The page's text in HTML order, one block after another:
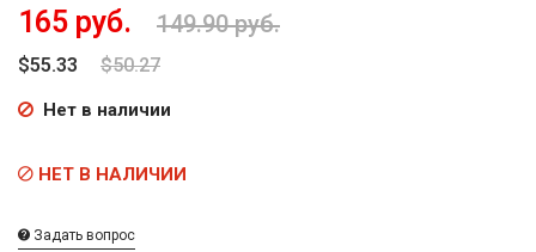
165 руб. 149.90 руб.
$55.33 $50.27
Нет в наличии
НЕТ В НАЛИЧИИ
Задать вопрос